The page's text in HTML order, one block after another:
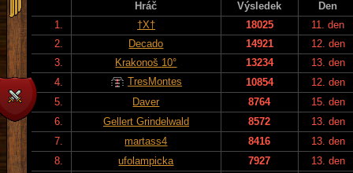
Hráč Výsledek
Den
1.
†X† 18025
11. den
2.
Decado 14921
12. den
3.
Krakonoš 10° 13234
13. den
4.
TresMontes 10854
12. den
5.
Daver 8764
15. den
6.
Gellert Grindelwald 8572
13. den
7.
martass4 8416
13. den
8.
ufolampicka 7927
13. den